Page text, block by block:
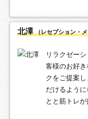
北澤 （レセプション・
リラクゼー
客様のお好
クをご提案
だけるよう
とと筋トレが